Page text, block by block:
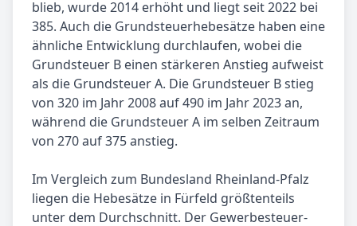
blieb, wurde 2014 erhöht und liegt seit 2022 bei
385. Auch die Grundsteuerhebesätze haben eine
ähnliche Entwicklung durchlaufen, wobei die
Grundsteuer B einen stärkeren Anstieg aufweist
als die Grundsteuer A. Die Grundsteuer B stieg
von 320 im Jahr 2008 auf 490 im Jahr 2023 an,
während die Grundsteuer A im selben Zeitraum
von 270 auf 375 anstieg.
Im Vergleich zum Bundesland Rheinland-Pfalz
liegen die Hebesätze in Fürfeld größtenteils
unter dem Durchschnitt. Der Gewerbesteuer-